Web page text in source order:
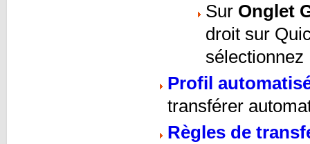
Sur Onglet
droit sur
Profil
transférer
Règles de